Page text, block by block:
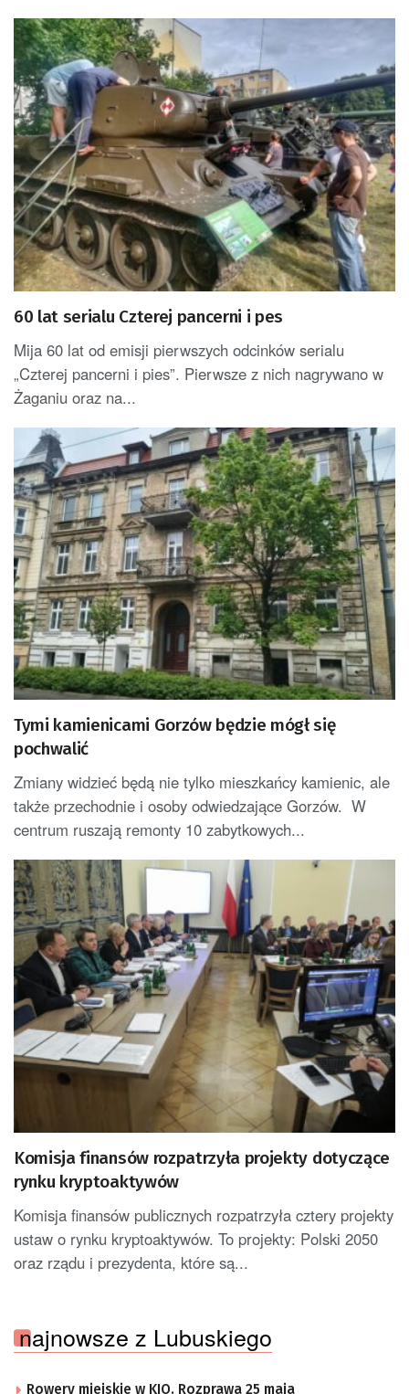
60 lat serialu Czterej pancerni i pes
Mija 60 lat od emisji pierwszych odcinków serialu
„Czterej pancerni i pies”. Pierwsze z nich nagrywano w
Żaganiu oraz na...
Tymi kamienicami Gorzów będzie mógł się
pochwalić
Zmiany widzieć będą nie tylko mieszkańcy kamienic, ale
także przechodnie i osoby odwiedzające Gorzów. W
centrum ruszają remonty 10 zabytkowych...
Komisja finansów rozpatrzyła projekty dotyczące
rynku kryptoaktywów
Komisja finansów publicznych rozpatrzyła cztery projekty
ustaw o rynku kryptoaktywów. To projekty: Polski 2050
oraz rządu i prezydenta, które są...
najnowsze z Lubuskiego
Rowery miejskie w KIO. Rozprawa 25 maja